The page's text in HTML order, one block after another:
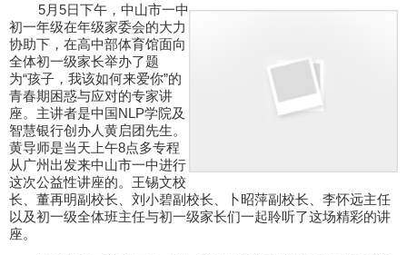
5月5日下午，中山市一中
初一年级在年级家委会的大力
协助下，在高中部体育馆面向
全体初一级家长举办了题
为“孩子，我该如何来爱你”的
青春期困惑与应对的专家讲
座。主讲者是中国NLP学院及
智慧银行创办人黄启团先生。
黄导师是当天上午8点多专程
从广州出发来中山市一中进行
这次公益性讲座的。王锡文校
长、董再明副校长、刘小碧副校长、卜昭萍副校长、李怀远主任
以及初一级全体班主任与初一级家长们一起聆听了这场精彩的讲
座。